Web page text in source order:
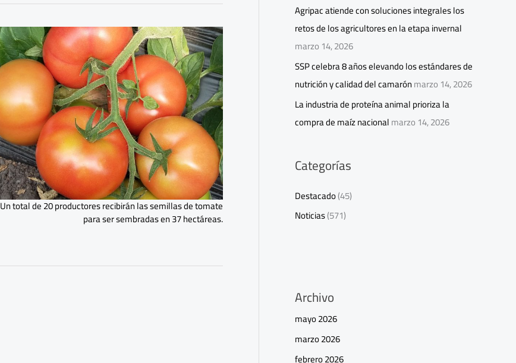
Un total de 20 productores recibirán las semillas de tomate
para ser sembradas en 37 hectáreas.
Agripac atiende con soluciones integrales los
retos de los agricultores en la etapa invernal
marzo 14, 2026
SSP celebra 8 años elevando los estándares de
nutrición y calidad del camarónmarzo 14, 2026
La industria de proteína animal prioriza la
compra de maíz nacionalmarzo 14, 2026
Categorías
Destacado(45)
Noticias(571)
Archivo
mayo 2026
marzo 2026
febrero 2026